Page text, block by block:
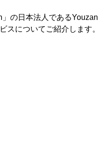
の日本法人であるYouzan
スについてご紹介します。